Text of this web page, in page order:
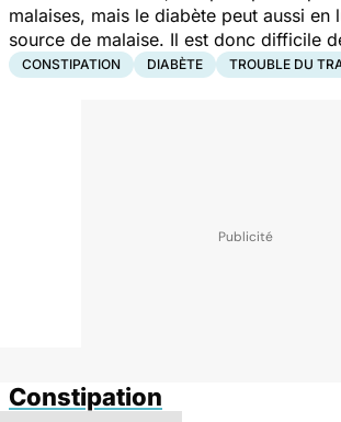
malaises, mais le diabète peut aussi en
source de malaise. Il est donc difficile
CONSTIPATION DIABÈTE TROUBLE DU
Constipation